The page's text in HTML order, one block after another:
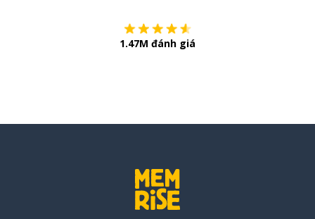
1.47M đánh giá